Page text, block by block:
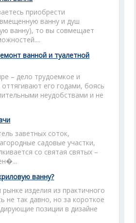
приобрести
ванну и душ
ванну), то вы совмещает
ванной и туалетной
– дело трудоемкое и
его годами, боясь
неудобствами и не
заветных соток,
садовые участки,
со святая святых –
ванну?
изделия из практичного
не так давно, но за короткое
позиции в дизайне